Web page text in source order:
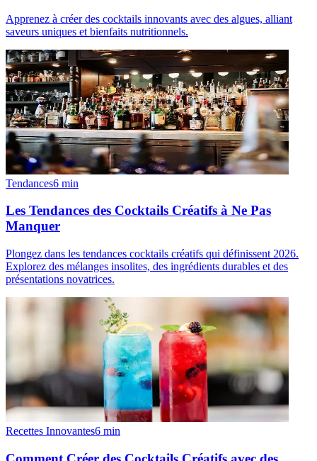
Apprenez à créer des cocktails innovants avec des algues, alliant
saveurs uniques et bienfaits nutritionnels.
Tendances6 min
Les Tendances des Cocktails Créatifs à Ne Pas
Manquer
Plongez dans les tendances cocktails créatifs qui définissent 2026.
Explorez des mélanges insolites, des ingrédients durables et des
présentations novatrices.
Recettes Innovantes6 min